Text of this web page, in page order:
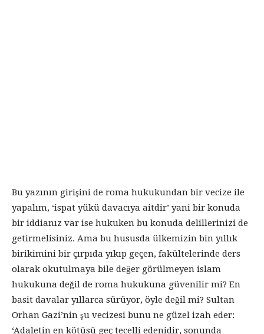
Bu yazının girişini de roma hukukundan bir vecize ile
yapalım, ‘ispat yükü davacıya aitdir’ yani bir konuda
bir iddianız var ise hukuken bu konuda delillerinizi de
getirmelisiniz. Ama bu hususda ülkemizin bin yıllık
birikimini bir çırpıda yıkıp geçen, fakültelerinde ders
olarak okutulmaya bile değer görülmeyen islam
hukukuna değil de roma hukukuna güvenilir mi? En
basit davalar yıllarca sürüyor, öyle değil mi? Sultan
Orhan Gazi’nin şu vecizesi bunu ne güzel izah eder:
‘Adaletin en kötüsü geç tecelli edenidir, sonunda